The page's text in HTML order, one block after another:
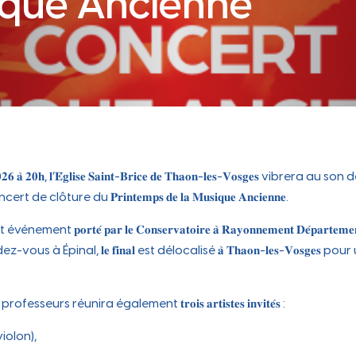
participative
Les instances participatives, le conseil des
jeunes...
Périscolaire
Portail famille, Projet Éducatif De
Territoire, accueil périscolaire...
commune
Carte des commerces, marché
hebdomadaire, locaux disponibles…
Occupation du Domaine
Public
Sanitaire sécurité
Travaux
𝐚̀ 𝟐𝟎𝐡, 𝐥’𝐄́𝐠𝐥𝐢𝐬𝐞 𝐒𝐚𝐢𝐧𝐭-𝐁𝐫𝐢𝐜𝐞 𝐝𝐞 𝐓𝐡𝐚𝐨𝐧-𝐥𝐞𝐬-𝐕𝐨𝐬𝐠𝐞𝐬 vibrera au
de clôture du 𝐏𝐫𝐢𝐧𝐭𝐞𝐦𝐩𝐬 𝐝𝐞 𝐥𝐚 𝐌𝐮𝐬𝐢𝐪𝐮𝐞 𝐀𝐧𝐜𝐢𝐞𝐧𝐧𝐞.
𝐩𝐨𝐫𝐭𝐞́ 𝐩𝐚𝐫 𝐥𝐞 𝐂𝐨𝐧𝐬𝐞𝐫𝐯𝐚𝐭𝐨𝐢𝐫𝐞 𝐚̀ 𝐑𝐚𝐲𝐨𝐧𝐧𝐞𝐦𝐞𝐧𝐭
vous à Épinal, 𝐥𝐞 𝐟𝐢𝐧𝐚𝐥 est délocalisé 𝐚̀ 𝐓𝐡𝐚𝐨𝐧-𝐥𝐞𝐬-𝐕𝐨𝐬𝐠𝐞𝐬
réunira également 𝐭𝐫𝐨𝐢𝐬 𝐚𝐫𝐭𝐢𝐬𝐭𝐞𝐬 𝐢𝐧𝐯𝐢𝐭𝐞́𝐬 :